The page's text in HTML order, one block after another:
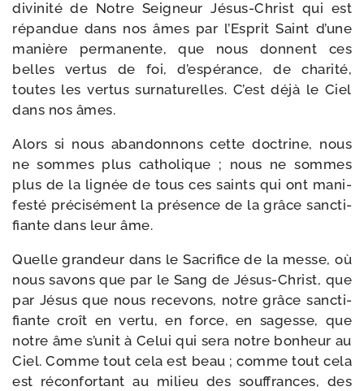
divi­ni­té de Notre Seigneur Jésus-​Christ qui est
répan­due dans nos âmes par l’Esprit Saint d’une
manière per­ma­nente, que nous donnent ces
belles ver­tus de foi, d’espérance, de cha­ri­té,
toutes les ver­tus sur­na­tu­relles. C’est déjà le Ciel
dans nos âmes.
Alors si nous aban­don­nons cette doc­trine, nous
ne sommes plus catho­lique ; nous ne sommes
plus de la lignée de tous ces saints qui ont mani­
fes­té pré­ci­sé­ment la pré­sence de la grâce sanc­ti­
fiante dans leur âme.
Quelle gran­deur dans le Sacrifice de la messe, où
nous savons que par le Sang de Jésus-​Christ, que
par Jésus que nous rece­vons, notre grâce sanc­ti­
fiante croît en ver­tu, en force, en sagesse, que
notre âme s’unit à Celui qui sera notre bon­heur au
Ciel. Comme tout cela est beau ; comme tout cela
est récon­for­tant au milieu des souf­frances, des